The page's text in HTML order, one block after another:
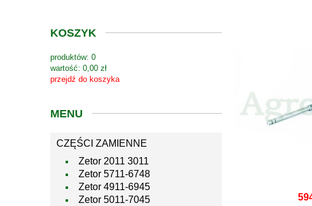
KOSZYK
produktów: 0
wartość: 0,00 zł
przejdź do koszyka
MENU
CZĘŚCI ZAMIENNE
Zetor 2011 3011
Zetor 5711-6748
Zetor 4911-6945
Zetor 5011-7045